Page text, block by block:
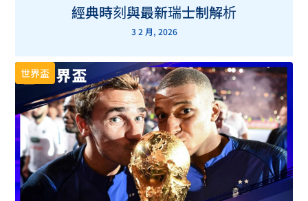
經典時刻與最新瑞士制解析
3 2 月, 2026
世界盃